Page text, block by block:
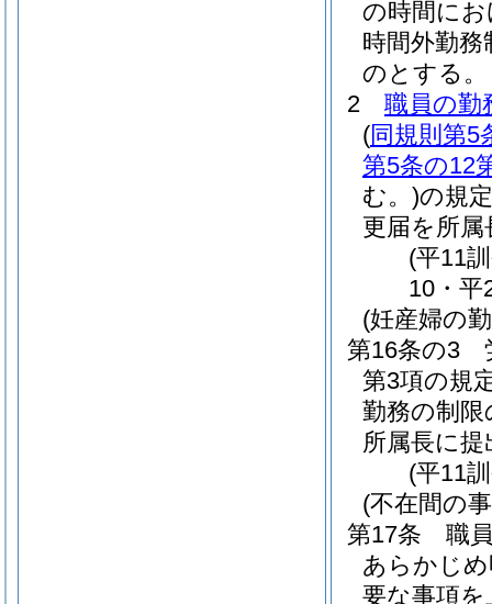
の時間に
時間外勤
のとする。
2
職員の勤
(同規則第5
第5条の12
む。)の規
更届を所
(平11
10・平
(妊産婦の
第16条の3
第3項の規
勤務の制
所属長に
(平11
(不在間の
第17条
職
あらかじ
要な事項